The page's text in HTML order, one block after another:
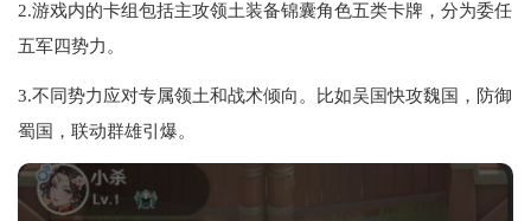
2.游戏内的卡组包括主攻领土装备锦囊角色五类卡牌，分为委任
五军四势力。
3.不同势力应对专属领土和战术倾向。比如吴国快攻魏国，防御
蜀国，联动群雄引爆。